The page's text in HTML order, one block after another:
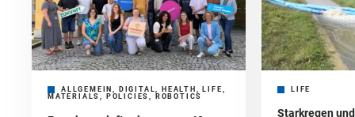
ALLGEMEIN, DIGITAL, HEALTH, LIFE,
MATERIALS, POLICIES, ROBOTICS
LIFE
Starkregen